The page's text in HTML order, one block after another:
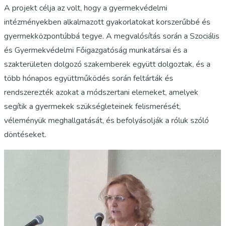
A projekt célja az volt, hogy a gyermekvédelmi
intézményekben alkalmazott gyakorlatokat korszerűbbé és
gyermekközpontúbbá tegye. A megvalósítás során a Szociális
és Gyermekvédelmi Főigazgatóság munkatársai és a
szakterületen dolgozó szakemberek együtt dolgoztak, és a
több hónapos együttműködés során feltárták és
rendszerezték azokat a módszertani elemeket, amelyek
segítik a gyermekek szükségleteinek felismerését,
véleményük meghallgatását, és befolyásolják a róluk szóló
döntéseket.